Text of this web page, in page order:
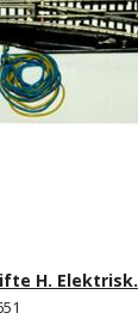
H. Elektrisk.